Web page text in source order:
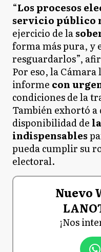
“Los procesos
servicio público
ejercicio de la
forma más pura, y
resguardarlos”,
Por eso, la
informe con
condiciones de la
También exhortó a
disponibilidad de
indispensables
pueda cumplir su
electoral.
Nuevo
¡Nos